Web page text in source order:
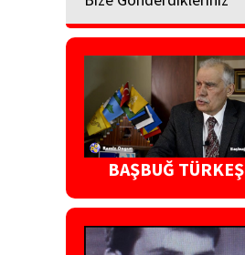
BAŞBUĞ TÜRKEŞ